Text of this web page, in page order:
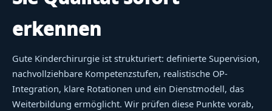
erkennen
Gute Kinderchirurgie ist strukturiert: definierte Supervision,
nachvollziehbare Kompetenzstufen, realistische OP-
Integration, klare Rotationen und ein Dienstmodell, das
Weiterbildung ermöglicht. Wir prüfen diese Punkte vorab,